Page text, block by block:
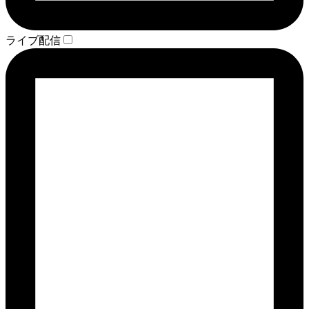
ライブ配信